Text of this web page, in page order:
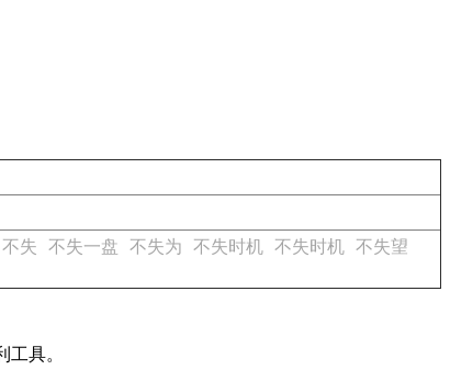
不失 不失一盘 不失为 不失时机 不失时机 不失望
具。